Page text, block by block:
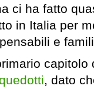
ci ha fatto
in Italia per
e
capitolo
, dato